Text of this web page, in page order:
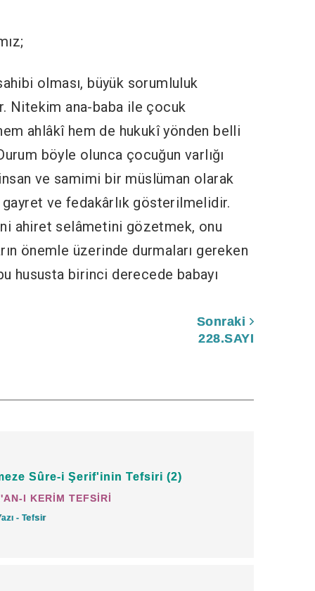
olması, büyük sorumluluk
Nitekim ana-baba ile çocuk
ahlâkî hem de hukukî yönden belli
böyle olunca çocuğun varlığı
ve samimi bir müslüman olarak
ve fedakârlık gösterilmelidir.
ahiret selâmetini gözetmek, onu
önemle üzerinde durmaları gereken
hususta birinci derecede babayı
daha doğarken İslâm
âdâbına uygun olarak yetiştirilmeleri
ve âilenizi, yakıtı insanlar ve
(Tahrim: 6)
Sonraki
228.SAYI
Sûre-i Şerif'inin Tefsiri (2)
I KERİM TEFSİRİ
- Tefsir